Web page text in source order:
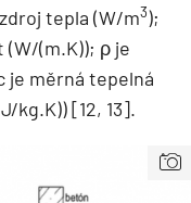
tepla (W/m3);
(W/(m.K)); ρ je
je měrná tepelná
kg.K)) [12, 13].